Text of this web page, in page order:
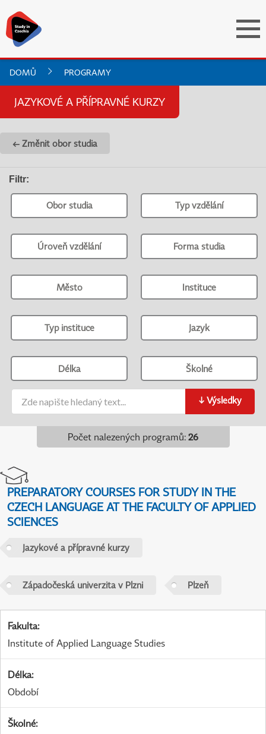
DOMŮ PROGRAMY
JAZYKOVÉ A PŘÍPRAVNÉ KURZY
← Změnit obor studia
Filtr:
Obor studia Typ vzdělání
Úroveň vzdělání Forma studia
Město Instituce
Typ instituce Jazyk
Délka Školné
↓ Výsledky
Počet nalezených programů: 26
PREPARATORY COURSES FOR STUDY IN THE
CZECH LANGUAGE AT THE FACULTY OF APPLIED
SCIENCES
Jazykové a přípravné kurzy
Západočeská univerzita v Plzni Plzeň
Fakulta:
Institute of Applied Language Studies
Délka:
Období
Školné: